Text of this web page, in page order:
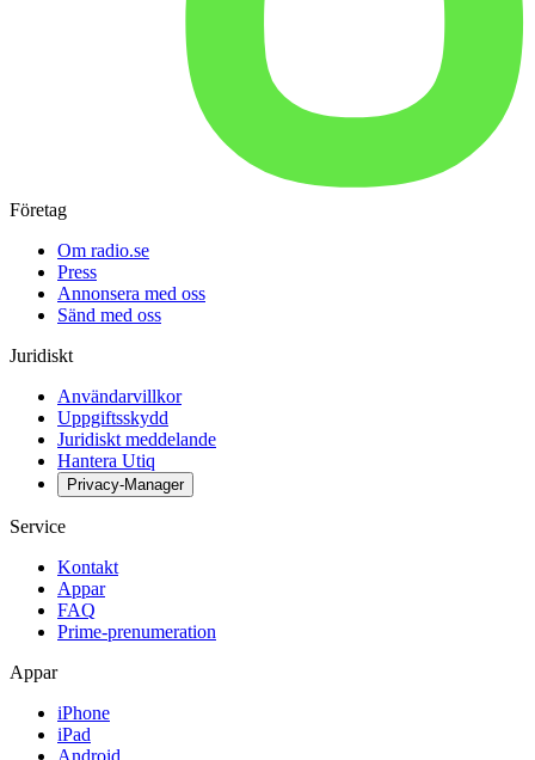
Företag
Om radio.se
Press
Annonsera med oss
Sänd med oss
Juridiskt
Användarvillkor
Uppgiftsskydd
Juridiskt meddelande
Hantera Utiq
Privacy-Manager
Service
Kontakt
Appar
FAQ
Prime-prenumeration
Appar
iPhone
iPad